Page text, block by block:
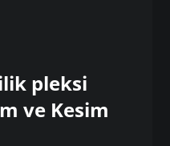
pleksi
ve Kesim